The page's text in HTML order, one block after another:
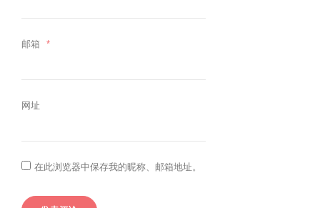
邮箱 *
网址
在此浏览器中保存我的昵称、邮箱地址。